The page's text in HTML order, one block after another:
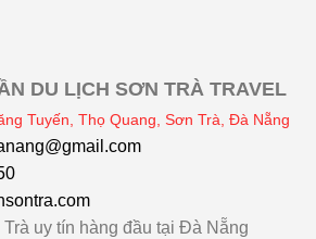
DU LỊCH SƠN TRÀ TRAVEL
Tuyến, Thọ Quang, Sơn Trà, Đà Nẵng
uy tín hàng đầu tại Đà Nẵng